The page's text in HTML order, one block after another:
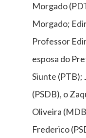
Morgado
Morgado;
Professor
esposa do
Siunte (PTB);
(PSDB), o
Oliveira
Frederico